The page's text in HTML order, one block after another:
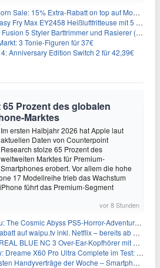
Sale: 15% Extra-Rabatt on top auf Mode- und Sport-Artikel
Fry Max EY2458 Heißluftfritteuse mit 5 Litern für 64,99€
5 Styler Barttrimmer und Rasierer (All in One) für 16€
3 Tonie-Figuren für 37€
Anniversary Edition Switch 2 für 42,39€
Prozent des globalen
Marktes
Im ersten Halbjahr 2026 hat Apple laut
aktuellen Daten von Counterpoint
Research stolze 65 Prozent des
weltweiten Marktes für Premium-
Smartphones erobert. Vor allem die hohe
17 Modellreihe trieb das Wachstum
führt das Premium-Segment
vor 8 Stunden
Cosmic Abyss PS5-Horror-Adventure für 27,99€
auf waipu.tv inkl. Netflix – bereits ab 9€/Monat (statt 17,99€)
BLUE NC 3 Over-Ear-Kopfhörer mit ANC für 149,99€
Pro Ultra Complete im Test: 42.000 Pa, 100 °C Moppwäsche & erstaunlich viel Technik in nur 8,9 cm Höhe
der Woche – Smartphone-Tarife & SIM-Only im Überblick